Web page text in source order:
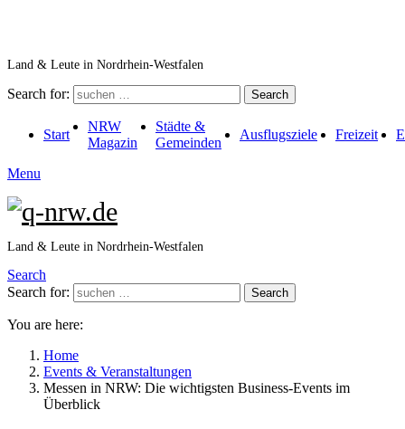
Land & Leute in Nordrhein-Westfalen
Search for: Search
Start
NRW
Magazin
Städte &
Gemeinden
Ausflugsziele Freizeit
Menu
Land & Leute in Nordrhein-Westfalen
Search
Search for:
Search
You are here:
Home
Events & Veranstaltungen
Messen in NRW: Die wichtigsten Business-Events im
Überblick